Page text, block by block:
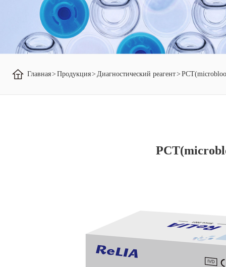
Главная> Продукция> Диагностический реагент>